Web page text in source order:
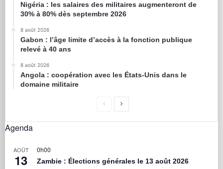
Nigéria : les salaires des militaires augmenteront de
30% à 80% dès septembre 2026
8 août 2026
Gabon : l’âge limite d’accès à la fonction publique
relevé à 40 ans
8 août 2026
Angola : coopération avec les États-Unis dans le
domaine militaire
Agenda
AOÛT
13
0h00
Zambie : Élections générales le 13 août 2026